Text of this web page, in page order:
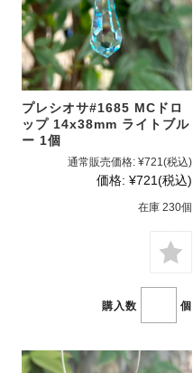
プレシオサ#1685 MCドロ
ップ 14x38mm ライトブル
ー 1個
通常販売価格: ¥721(税込)
価格: ¥721(税込)
在庫 230個
購入数 個